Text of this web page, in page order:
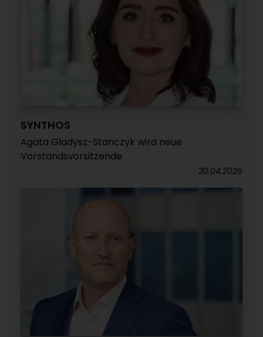
SYNTHOS
Agata Gladysz-Stanczyk wird neue
Vorstandsvorsitzende
30.04.2026